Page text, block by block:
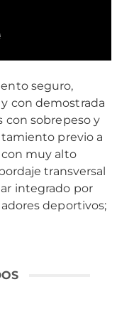
seguro,
con demostrada
con sobrepeso y
previo a
muy alto
transversal
integrado por
deportivos;